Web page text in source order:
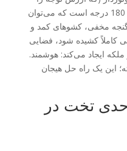
دارد میزبان یک تلویزیون چرخشی 180 درجه است که می‌توان
مخفی، کشوهای کمد و
کاملاً کشیده شود، فضایی
ایجاد می‌کند: هوشمند.
این یک راه حل هیجان
حدی تخت در